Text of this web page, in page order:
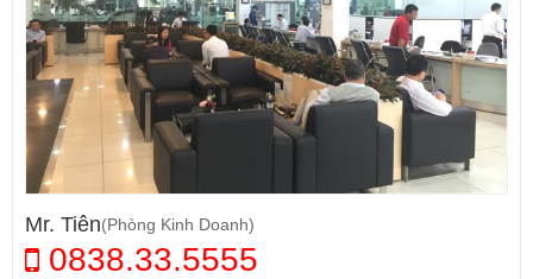
Mr. Tiên(Phòng Kinh Doanh)
0838.33.5555